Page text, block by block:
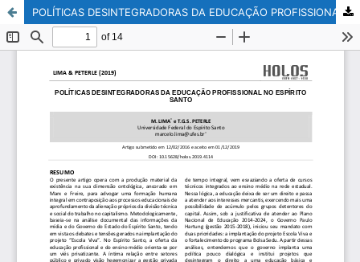
POLÍTICAS DESINTEGRADORAS DA EDUCAÇÃO PROFISSIONAL NO ESPÍRITO SANTO